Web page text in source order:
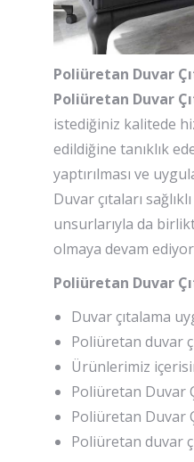
Poliüretan Duvar
Poliüretan Duvar
istediğiniz kalitede
edildiğine tanıklık
yaptırılması ve
Duvar çıtaları
unsurlarıyla da
olmaya devam
Poliüretan Duvar
Duvar çıtalama
Poliüretan duvar
Ürünlerimiz
Poliüretan Duvar
Poliüretan Duvar
Poliüretan duvar